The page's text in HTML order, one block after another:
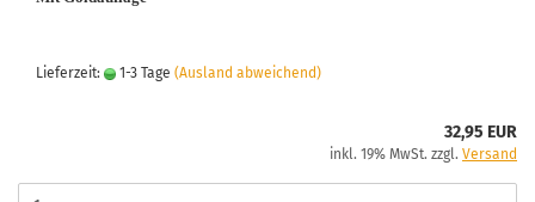
Lieferzeit: 1-3 Tage (Ausland abweichend)
32,95 EUR
inkl. 19% MwSt. zzgl. Versand